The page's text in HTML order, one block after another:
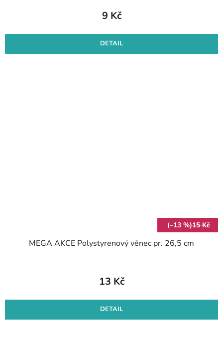
9 Kč
DETAIL
(–13 %)15 Kč
MEGA AKCE Polystyrenový věnec pr. 26,5 cm
13 Kč
DETAIL